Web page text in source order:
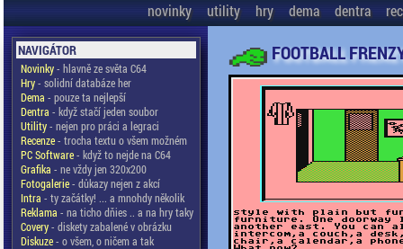
novinky utility hry dema dentra
NAVIGÁTOR
Novinky- hlavně ze světa C64
Hry- solidní databáze her
Dema - pouze ta nejlepší
Dentra - když stačí jeden soubor
Utility- nejen pro práci a legraci
Recenze- trocha textu o všem možném
PC Software- když to nejde na C64
Grafika - ne vždy jen 320x200
Fotogalerie- důkazy nejen z akcí
Intra - ty začátky! ... a mnohdy několik
Reklama - na ticho dňies .. a na hry taky
Covery- diskety zabalené v obrázku
Diskuze- o všem, o ničem a tak
FOOTBALL